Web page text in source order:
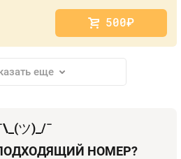
500руб.
еще
ツ)_/¯
НОМЕР?